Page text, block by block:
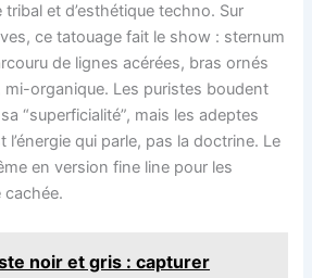
et d’esthétique techno. Sur
ce tatouage fait le show : sternum
de lignes acérées, bras ornés
organique. Les puristes boudent
“superficialité”, mais les adeptes
l’énergie qui parle, pas la doctrine. Le
en version fine line pour les
cachée.
noir et gris : capturer